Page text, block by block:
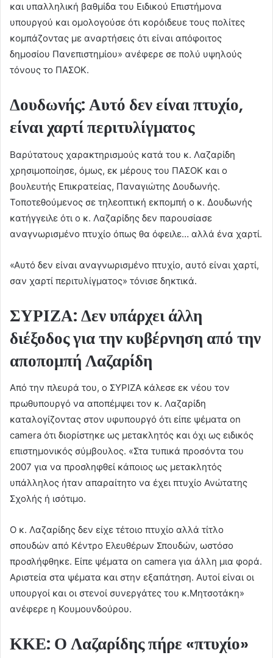
και υπαλληλική βαθμίδα του Ειδικού Επιστήμονα
υπουργού και ομολογούσε ότι κορόιδευε τους πολίτες
κομπάζοντας με αναρτήσεις ότι είναι απόφοιτος
δημοσίου Πανεπιστημίου» ανέφερε σε πολύ υψηλούς
τόνους το ΠΑΣΟΚ.
Δουδωνής: Αυτό δεν είναι πτυχίο,
είναι χαρτί περιτυλίγματος
Βαρύτατους χαρακτηρισμούς κατά του κ. Λαζαρίδη
χρησιμοποίησε, όμως, εκ μέρους του ΠΑΣΟΚ και ο
βουλευτής Επικρατείας, Παναγιώτης Δουδωνής.
Τοποτεθούμενος σε τηλεοπτική εκπομπή ο κ. Δουδωνής
κατήγγειλε ότι ο κ. Λαζαρίδης δεν παρουσίασε
αναγνωρισμένο πτυχίο όπως θα όφειλε… αλλά ένα χαρτί.
«Αυτό δεν είναι αναγνωρισμένο πτυχίο, αυτό είναι χαρτί,
σαν χαρτί περιτυλίγματος» τόνισε δηκτικά.
ΣΥΡΙΖΑ: Δεν υπάρχει άλλη
διέξοδος για την κυβέρνηση από την
αποπομπή Λαζαρίδη
Από την πλευρά του, ο ΣΥΡΙΖΑ κάλεσε εκ νέου τον
πρωθυπουργό να αποπέμψει τον κ. Λαζαρίδη
καταλογίζοντας στον υφυπουργό ότι είπε ψέματα on
camera ότι διορίστηκε ως μετακλητός και όχι ως ειδικός
επιστημονικός σύμβουλος. «Στα τυπικά προσόντα του
2007 για να προσληφθεί κάποιος ως μετακλητός
υπάλληλος ήταν απαραίτητο να έχει πτυχίο Ανώτατης
Σχολής ή ισότιμο.
Ο κ. Λαζαρίδης δεν είχε τέτοιο πτυχίο αλλά τίτλο
σπουδών από Κέντρο Ελευθέρων Σπουδών, ωστόσο
προσλήφθηκε. Είπε ψέματα on camera για άλλη μια φορά.
Αριστεία στα ψέματα και στην εξαπάτηση. Αυτοί είναι οι
υπουργοί και οι στενοί συνεργάτες του κ.Μητσοτάκη»
ανέφερε η Κουμουνδούρου.
ΚΚΕ: Ο Λαζαρίδης πήρε «πτυχίο»